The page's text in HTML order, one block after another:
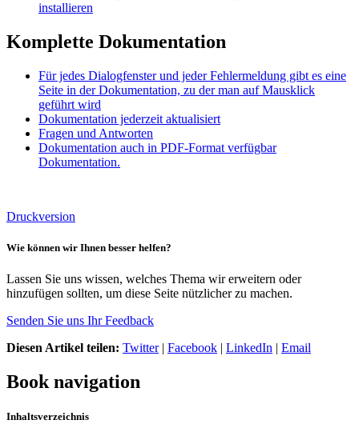
installieren
Komplette Dokumentation
Für jedes Dialogfenster und jeder Fehlermeldung gibt es eine
Seite in der Dokumentation, zu der man auf Mausklick
geführt wird
Dokumentation jederzeit aktualisiert
Fragen und Antworten
Dokumentation auch in PDF-Format verfügbar
Dokumentation.
Druckversion
Wie können wir Ihnen besser helfen?
Lassen Sie uns wissen, welches Thema wir erweitern oder
hinzufügen sollten, um diese Seite nützlicher zu machen.
Senden Sie uns Ihr Feedback
Diesen Artikel teilen: Twitter| Facebook | LinkedIn | Email
Book navigation
Inhaltsverzeichnis